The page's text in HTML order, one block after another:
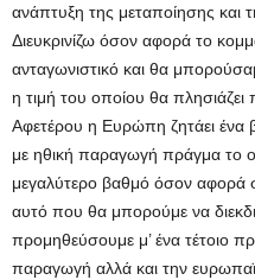
ανάπτυξη της μεταποίησης και
Διευκρινίζω όσον αφορά το
ανταγωνιστικό και θα
η τιμή του οποίου θα πλησιάζει
Αφετέρου η Ευρώπη ζητάει ένα
με ηθική παραγωγή πράγμα το
μεγαλύτερο βαθμό όσον αφορά
αυτό που θα μπορούμε να
προμηθεύσουμε μ’ ένα τέτοιο
παραγωγή αλλά και την